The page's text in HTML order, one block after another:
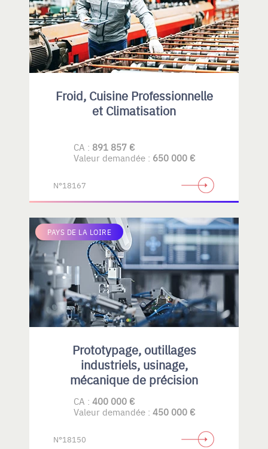
Froid, Cuisine Professionnelle
et Climatisation
CA : 891 857 €
Valeur demandée : 650 000 €
N°18167
PAYS DE LA LOIRE
Prototypage, outillages
industriels, usinage,
mécanique de précision
CA : 400 000 €
Valeur demandée : 450 000 €
N°18150